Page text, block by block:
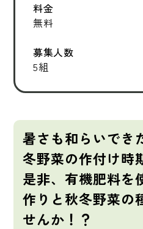
料金
無料
募集人数
5組
暑さも和らいでき
冬野菜の作付け時
是非、有機肥料を
作りと秋冬野菜の
せんか！？